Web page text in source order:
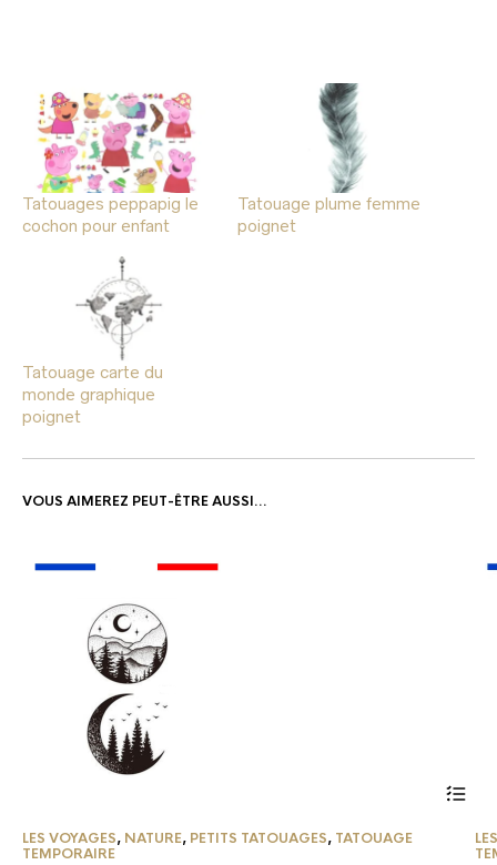
Tatouages peppapig le
cochon pour enfant
Tatouage plume femme
poignet
Tatouage carte du
monde graphique
poignet
VOUS AIMEREZ PEUT-ÊTRE AUSSI…
LES VOYAGES, NATURE, PETITS TATOUAGES, TATOUAGE
TEMPORAIRE